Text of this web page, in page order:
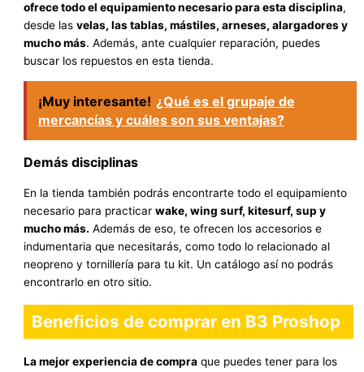
ofrece todo el equipamiento necesario para esta disciplina,
desde lasvelas, las tablas, mástiles, arneses, alargadores y
mucho más. Además, ante cualquier reparación, puedes
buscar los repuestos en esta tienda.
¡Muy interesante! ¿Qué es el grupaje de
mercancías y cuáles son sus ventajas?
Demás disciplinas
En la tienda también podrás encontrarte todo el equipamiento
necesario para practicarwake, wing surf, kitesurf, sup y
mucho más. Además de eso, te ofrecen los accesorios e
indumentaria que necesitarás, como todo lo relacionado al
neopreno y tornillería para tu kit. Un catálogo así no podrás
encontrarlo en otro sitio.
Beneficios de comprar en B3 Proshop
La mejor experiencia de compra que puedes tener para los